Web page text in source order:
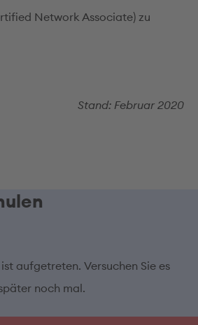
Network Associate) zu
Stand: Februar 2020
aufgetreten. Versuchen Sie es
noch mal.